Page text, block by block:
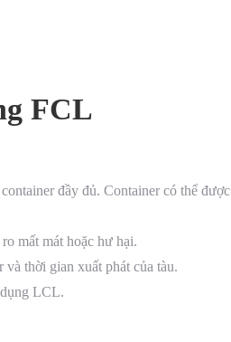
FCL
đầy đủ. Container có thể được
mất mát hoặc hư hại.
thời gian xuất phát của tàu.
LCL.